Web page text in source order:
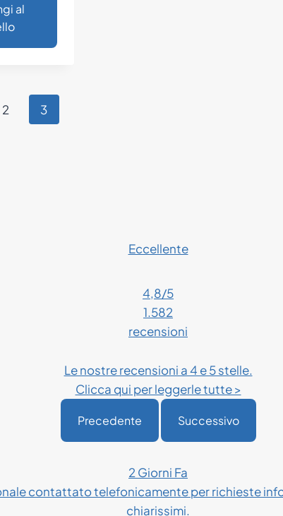
al
2 3
Eccellente
4,8/5
1.582
recensioni
Le nostre recensioni a 4 e 5 stelle.
Clicca qui per leggerle tutte >
Precedente Successivo
2 Giorni Fa
contattato telefonicamente per richieste
chiarissimi.